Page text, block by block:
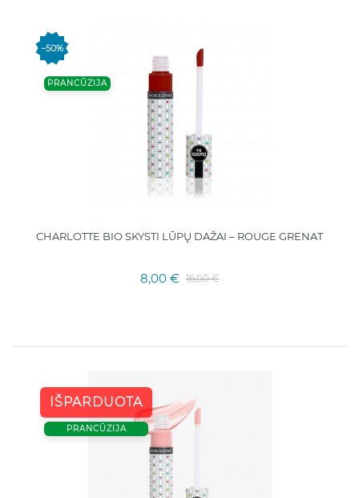
−50%
PRANCŪZIJA
CHARLOTTE BIO SKYSTI LŪPŲ DAŽAI – ROUGE GRENAT
8,00 € 16,00 €
IŠPARDUOTA
PRANCŪZIJA